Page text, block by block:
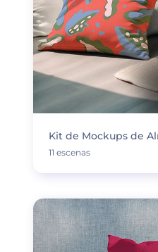
Kit de Mockups de
11 escenas